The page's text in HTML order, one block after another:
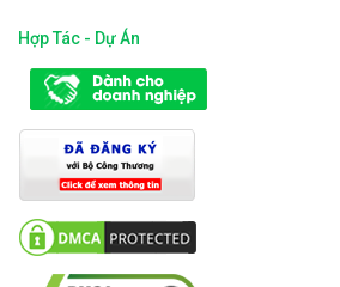
Hợp Tác - Dự Án